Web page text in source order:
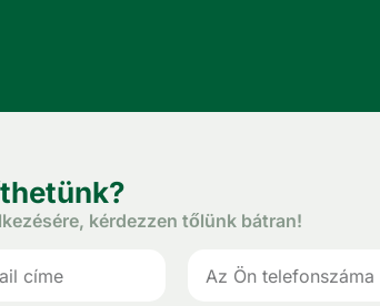
kérdezzen tőlünk bátran!